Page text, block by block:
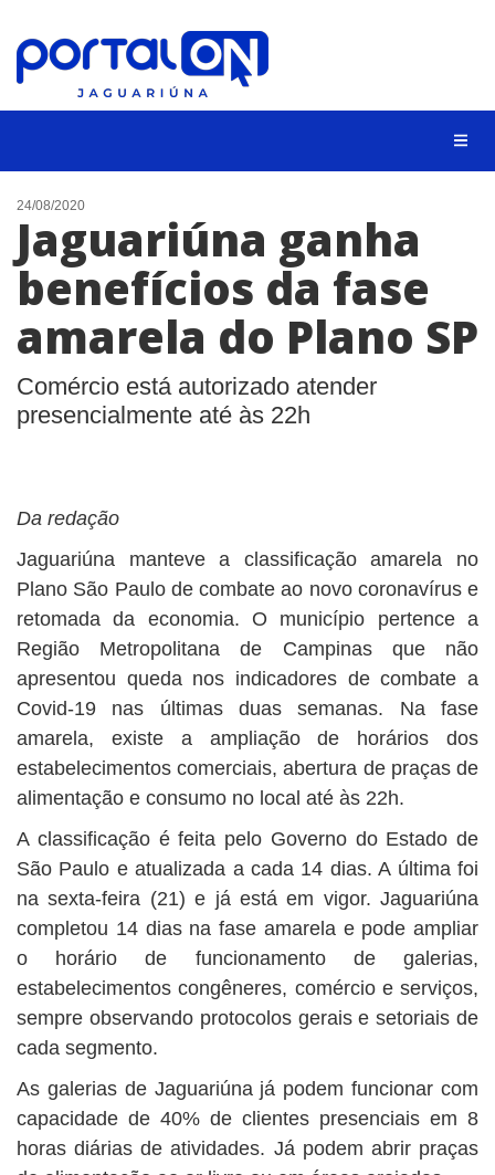
NOTÍCIAS
LISTA DIGITAL
CONTATO
24/08/2020
Jaguariúna ganha
benefícios da fase
amarela do Plano SP
Comércio está autorizado atender
presencialmente até às 22h
Da redação
Jaguariúna manteve a classificação amarela no
Plano São Paulo de combate ao novo coronavírus e
retomada da economia. O município pertence a
Região Metropolitana de Campinas que não
apresentou queda nos indicadores de combate a
Covid-19 nas últimas duas semanas. Na fase
amarela, existe a ampliação de horários dos
estabelecimentos comerciais, abertura de praças de
alimentação e consumo no local até às 22h.
A classificação é feita pelo Governo do Estado de
São Paulo e atualizada a cada 14 dias. A última foi
na sexta-feira (21) e já está em vigor. Jaguariúna
completou 14 dias na fase amarela e pode ampliar
o horário de funcionamento de galerias,
estabelecimentos congêneres, comércio e serviços,
sempre observando protocolos gerais e setoriais de
cada segmento.
As galerias de Jaguariúna já podem funcionar com
capacidade de 40% de clientes presenciais em 8
horas diárias de atividades. Já podem abrir praças